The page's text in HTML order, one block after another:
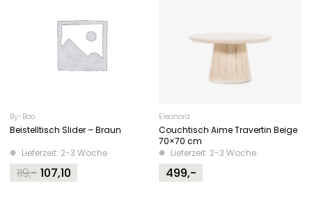
By-Boo
Beistelltisch Slider – Braun
Lieferzeit: 2-3 Woche
119,-
Original107,10
Current
Eleonora
Couchtisch Aime Travertin Beige
70×70 cm
Lieferzeit: 2-3 Woche
499,-